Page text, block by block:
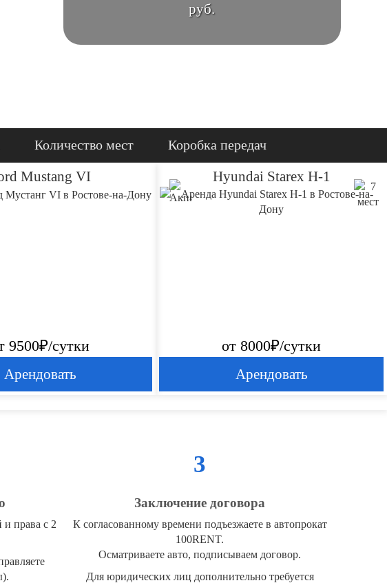
руб.
Количество мест Коробка передач
Mustang VI
9500₽/сутки
Арендовать
Hyundai Starex H-1
от 8000₽/сутки
Арендовать
и права с 2
3
Заключение договора
К согласованному времени подъезжаете в автопрокат
100RENT.
Осматриваете авто, подписываем договор.
Для юридических лиц дополнительно требуется